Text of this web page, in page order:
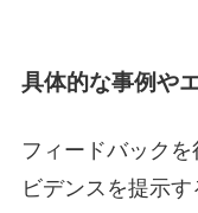
具体的な事例や
フィードバック
ビデンスを提示す